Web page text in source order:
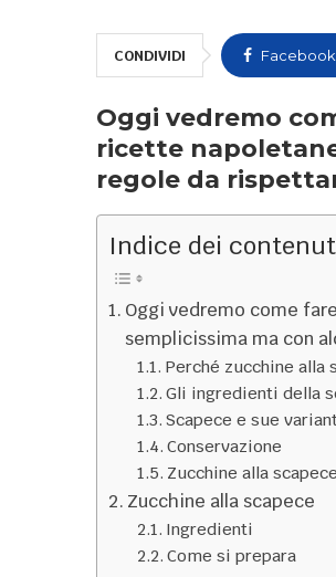
CONDIVIDI Facebook
Oggi vedremo
ricette
regole da
Indice dei
Oggi vedremo come
semplicissima ma con
Perché zucchine alla
Gli ingredienti della
Scapece e sue
Conservazione
Zucchine alla
Zucchine alla scapece
Ingredienti
Come si prepara